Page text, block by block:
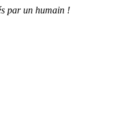
par un humain !